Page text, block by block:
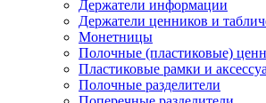
Держатели информации
Держатели ценников и
Монетницы
Полочные (пластиковые)
Пластиковые рамки и
Полочные разделители